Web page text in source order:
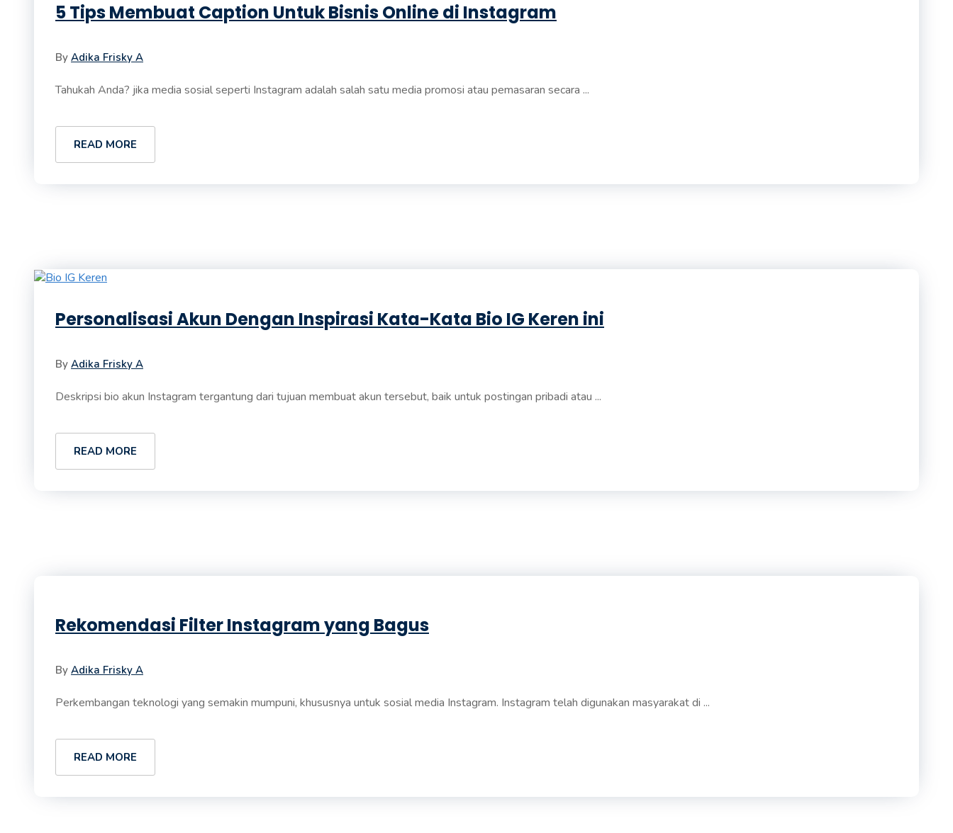
5 Tips Membuat Caption Untuk Bisnis Online di Instagram
By Adika Frisky A
Tahukah Anda? jika media sosial seperti Instagram adalah salah satu media promosi atau pemasaran secara ...
READ MORE
Personalisasi Akun Dengan Inspirasi Kata-Kata Bio IG Keren ini
By Adika Frisky A
Deskripsi bio akun Instagram tergantung dari tujuan membuat akun tersebut, baik untuk postingan pribadi atau ...
READ MORE
Rekomendasi Filter Instagram yang Bagus
By Adika Frisky A
Perkembangan teknologi yang semakin mumpuni, khususnya untuk sosial media Instagram. Instagram telah digunakan masyarakat di ...
READ MORE